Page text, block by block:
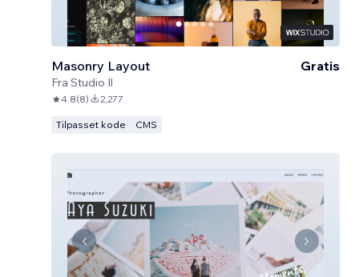
Masonry Layout
Fra Studio Il
Gratis
4.8(8) 2,277
Tilpasset kode CMS